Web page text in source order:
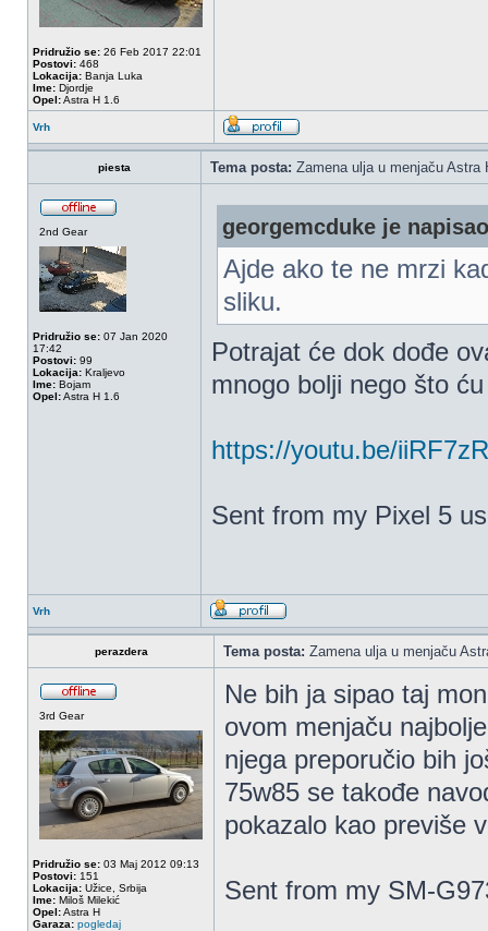
Pridružio se: 26 Feb 2017 22:01
Postovi: 468
Lokacija: Banja Luka
Ime: Djordje
Opel:Astra H 1.6
Vrh
piesta Tema posta: Zamena ulja u menjaču Astra
2nd Gear
Pridružio se: 07 Jan 2020
17:42
Postovi: 99
Lokacija: Kraljevo
Ime: Bojam
Opel:Astra H 1.6
georgemcduke je
Ajde ako te ne mrzi
sliku.
Potrajat će dok dođe
mnogo bolji nego što
https://youtu.be/
Sent from my Pixel 5
Vrh
perazdera Tema posta: Zamena ulja u menjaču
3rd Gear
Pridružio se: 03 Maj 2012 09:13
Postovi: 151
Lokacija: Užice, Srbija
Ime: Miloš Milekić
Opel:Astra H
Garaza: pogledaj
Ne bih ja sipao taj
ovom menjaču
njega preporučio bih
75w85 se takođe
pokazalo kao previše
Sent from my SM-